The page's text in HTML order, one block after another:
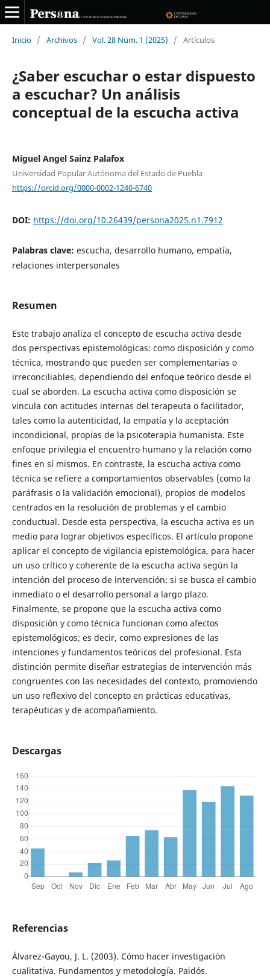
Inicio / Archivos / Vol. 28 Núm. 1 (2025) / Artículos
¿Saber escuchar o estar dispuesto
a escuchar? Un análisis
conceptual de la escucha activa
Miguel Angel Sainz Palafox
Universidad Popular Autónoma del Estado de Puebla
https://orcid.org/0000-0002-1240-6740
DOI: https://doi.org/10.26439/persona2025.n1.7912
Palabras clave: escucha, desarrollo humano, empatía,
relaciones interpersonales
Resumen
Este trabajo analiza el concepto de escucha activa desde
dos perspectivas epistemológicas: como disposición y como
técnica, mostrando que pueden ser complementarias o
irreconciliables, dependiendo del enfoque teórico desde el
cual se aborden. La escucha activa como disposición se
vincula con actitudes internas del terapeuta o facilitador,
tales como la autenticidad, la empatía y la aceptación
incondicional, propias de la psicoterapia humanista. Este
enfoque privilegia el encuentro humano y la relación como
fines en sí mismos. En contraste, la escucha activa como
técnica se refiere a comportamientos observables (como la
paráfrasis o la validación emocional), propios de modelos
centrados en la resolución de problemas y el cambio
conductual. Desde esta perspectiva, la escucha activa es un
medio para lograr objetivos específicos. El artículo propone
aplicar el concepto de vigilancia epistemológica, para hacer
un uso crítico y coherente de la escucha activa según la
intención del proceso de intervención: si se busca el cambio
inmediato o el desarrollo personal a largo plazo.
Finalmente, se propone que la escucha activa como
disposición y como técnica funcionan como afectos
epistemológicos; es decir, como expresiones de las
intenciones y fundamentos teóricos del profesional. Esta
distinción permite diseñar estrategias de intervención más
congruentes con las necesidades del contexto, promoviendo
un uso reflexivo del concepto en prácticas educativas,
terapéuticas y de acompañamiento.
Descargas
Referencias
Álvarez-Gayou, J. L. (2003). Cómo hacer investigación
cualitativa. Fundamentos y metodología. Paidós.